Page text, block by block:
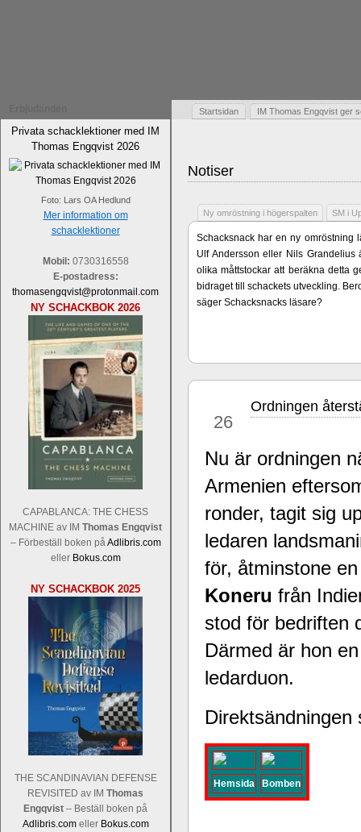
Privata schacklektioner med IM
Thomas Engqvist 2026
Foto: Lars OA Hedlund
Mer information om
schacklektioner
Mobil: 0730316558
E-postadress:
thomasengqvist@protonmail.com
NY SCHACKBOK 2026
CAPABLANCA: THE CHESS
MACHINE av IM Thomas Engqvist
– Förbeställ boken påAdlibris.com
eller Bokus.com
NY SCHACKBOK 2025
THE SCANDINAVIAN DEFENSE
REVISITED av IM Thomas
Engqvist – Beställ boken på
Adlibris.comeller Bokus.com
Startsidan IM Thomas Engqvist ger
Notiser
Ny omröstning i högerspalten SM i
Schacksnack har en ny omröstning
Ulf Andersson eller Nils
olika måttstockar att beräkna detta
bidraget till schackets utveckling.
säger Schacksnacks läsare?
Sverigemästarklassen och övriga
Sverigemästartiteln och dessa är i
Martin Lokander, GM Tiger Hillarp
SM-gruppen är i år stark och
Elit: IM Michael Wiedenkeller, IM
Lindberg, FM Joar Östlund, FM
Östlund som är en starkt
Schacksnack har inlett det nya
26
Ordningen
Nu är ordningen
Armenien
ronder, tagit sig
ledaren
för, åtminstone
Koneru från
stod för bedriften
Därmed är hon
ledarduon.
Hemsida Bomben